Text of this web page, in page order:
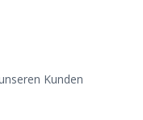
Kunden